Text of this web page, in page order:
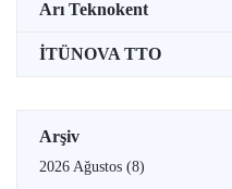
Arı Teknokent
İTÜNOVA TTO
Arşiv
2026 Ağustos (8)